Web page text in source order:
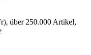
über 250.000 Artikel,